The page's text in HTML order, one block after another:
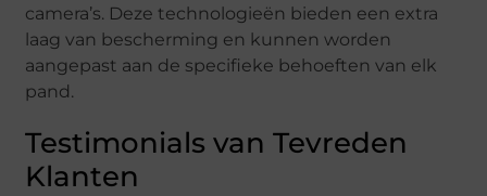
camera’s. Deze technologieën bieden een extra
laag van bescherming en kunnen worden
aangepast aan de specifieke behoeften van elk
pand.
Testimonials van Tevreden
Klanten